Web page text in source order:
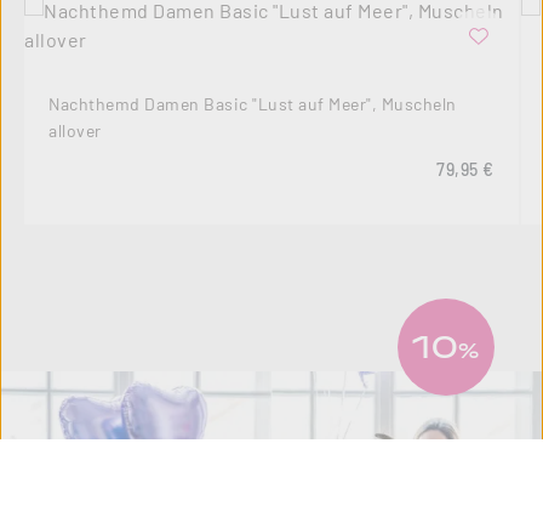
Nachthemd Damen Basic "Lust auf Meer", Muscheln
allover
Regulärer
79,95 €
10%